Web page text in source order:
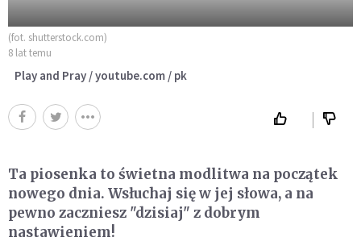
(fot. shutterstock.com)
8 lat temu
Play and Pray / youtube.com / pk
Ta piosenka to świetna modlitwa na początek
nowego dnia. Wsłuchaj się w jej słowa, a na
pewno zaczniesz "dzisiaj" z dobrym
nastawieniem!